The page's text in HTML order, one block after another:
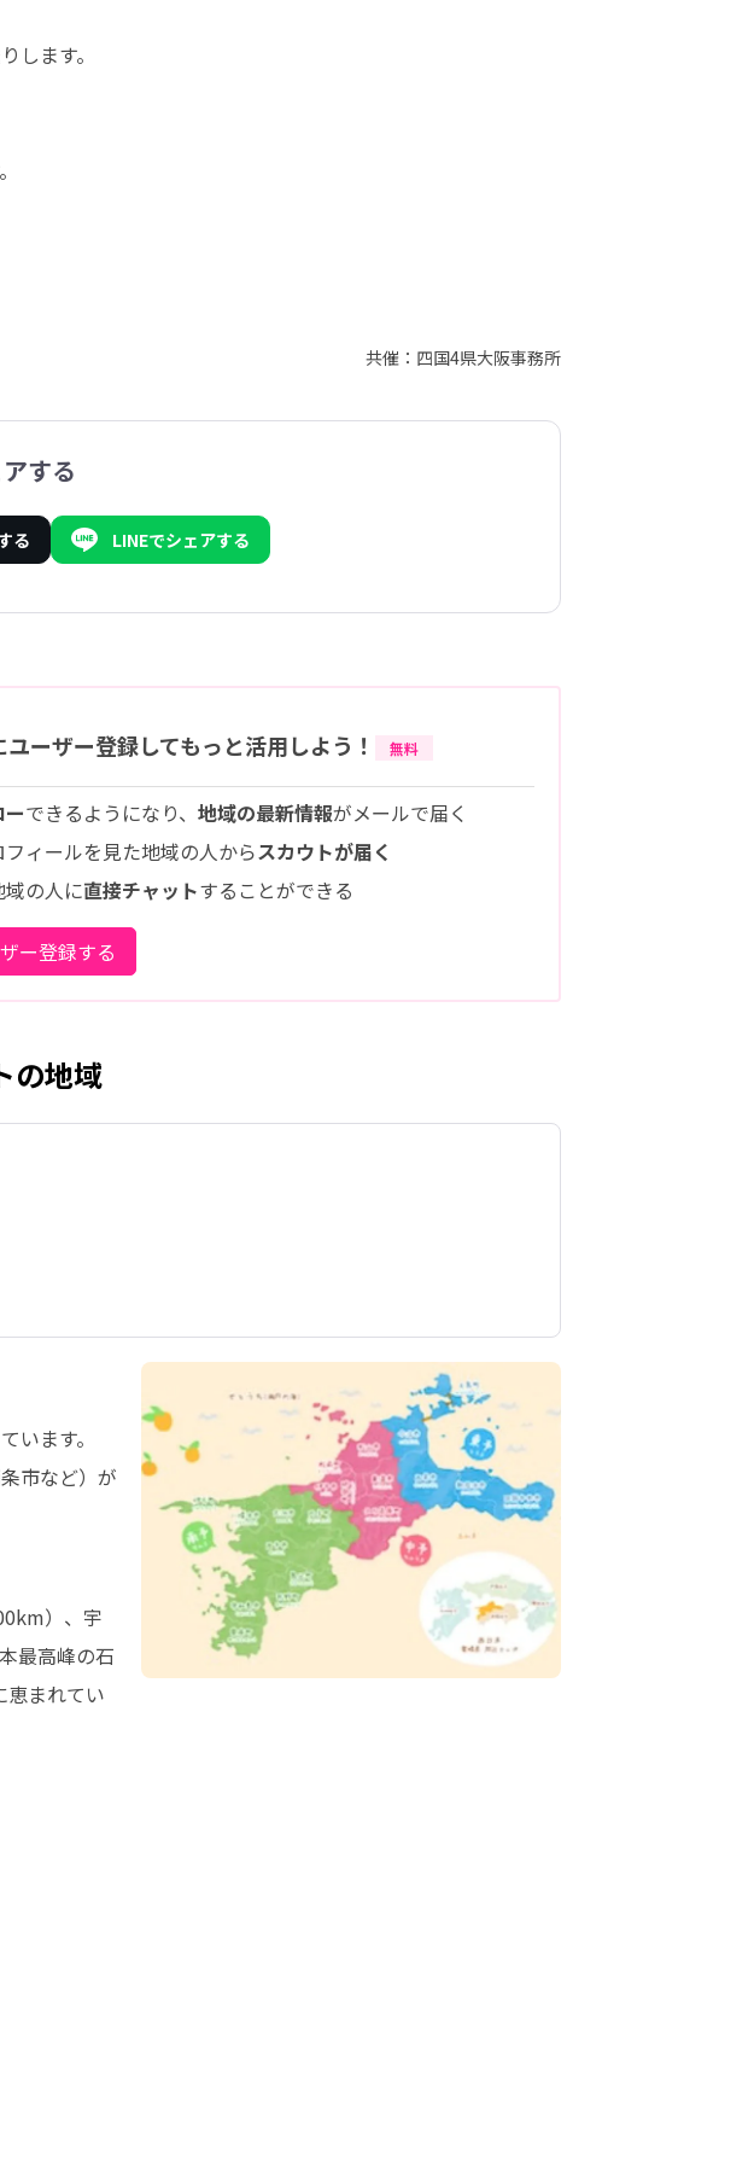
ます。
共催：四国4県大阪事務所
する
る LINEでシェアする
ユーザー登録してもっと活用しよう！ 無料
できるようになり、 地域の最新情報がメールで届く
ィールを見た地域の人からスカウトが届く
の人に直接チャットすることができる
ー登録する
の地域
います。
市など）が
）、宇
最高峰の石
恵まれてい